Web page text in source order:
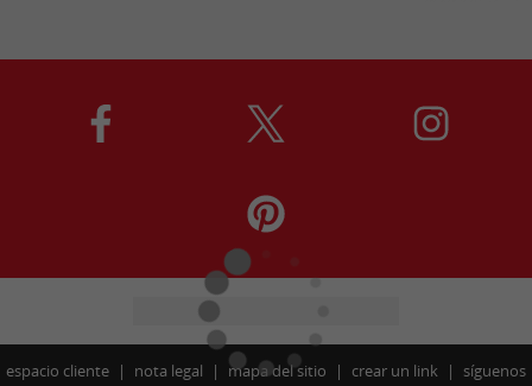
espacio cliente nota legal mapa del sitio crear un link síguenos